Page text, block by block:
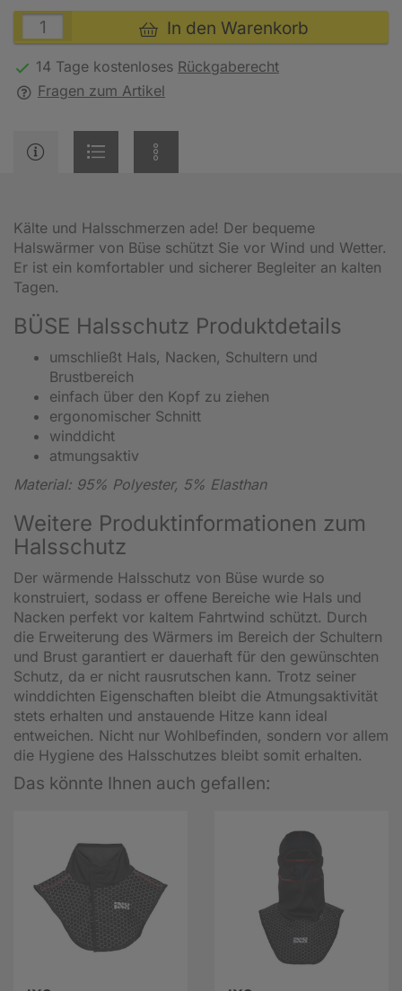
In den Warenkorb
14 Tage kostenloses Rückgaberecht
Fragen zum Artikel
Kälte und Halsschmerzen ade! Der bequeme
Halswärmer von Büse schützt Sie vor Wind und Wetter.
Er ist ein komfortabler und sicherer Begleiter an kalten
Tagen.
BÜSE Halsschutz Produktdetails
umschließt Hals, Nacken, Schultern und
Brustbereich
einfach über den Kopf zu ziehen
ergonomischer Schnitt
winddicht
atmungsaktiv
Material: 95% Polyester, 5% Elasthan
Weitere Produktinformationen zum
Halsschutz
Der wärmende Halsschutz von Büse wurde so
konstruiert, sodass er offene Bereiche wie Hals und
Nacken perfekt vor kaltem Fahrtwind schützt. Durch
die Erweiterung des Wärmers im Bereich der Schultern
und Brust garantiert er dauerhaft für den gewünschten
Schutz, da er nicht rausrutschen kann. Trotz seiner
winddichten Eigenschaften bleibt die Atmungsaktivität
stets erhalten und anstauende Hitze kann ideal
entweichen. Nicht nur Wohlbefinden, sondern vor allem
die Hygiene des Halsschutzes bleibt somit erhalten.
Das könnte Ihnen auch gefallen: